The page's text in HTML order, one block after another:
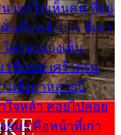
เขาไม่เห็นคน ที่อยู่
เคียงเจ้าบ่าว ที่เขา
ใครจะมองเห็น
าขื่นขม เศร้าตรม
แล้งมาหลายปี
ใจหล้า คอยไปคอย
ยมา คือหน้าที่เก่า